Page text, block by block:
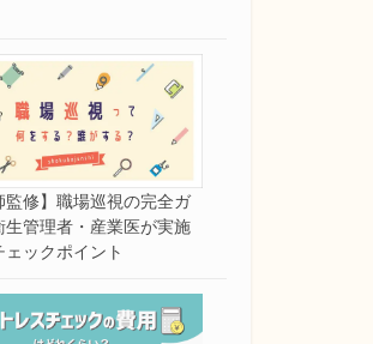
監修】職場巡視の完全ガ
生管理者・産業医が実施
ックポイント